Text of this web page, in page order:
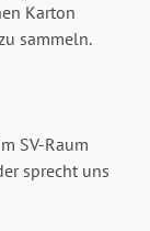
Karton
sammeln.
SV-Raum
sprecht uns